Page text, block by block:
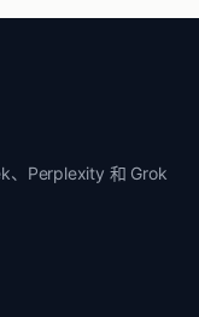
、Perplexity 和 Grok